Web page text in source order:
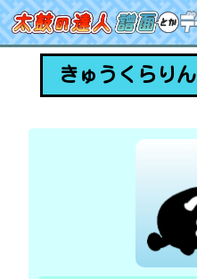
きゅうくらりん